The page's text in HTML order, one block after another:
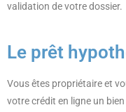
validation de votre dossier.
Le prêt
Vous êtes propriétaire et
votre crédit en ligne un